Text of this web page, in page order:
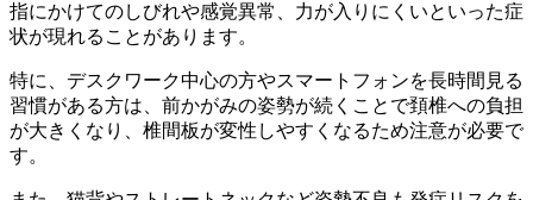
指にかけてのしびれや感覚異常、力が入りにくいといった症
状が現れることがあります。
特に、デスクワーク中心の方やスマートフォンを長時間見る
習慣がある方は、前かがみの姿勢が続くことで頚椎への負担
が大きくなり、椎間板が変性しやすくなるため注意が必要で
す。